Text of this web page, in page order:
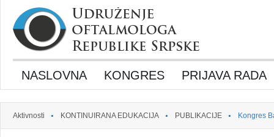
NASLOVNA KONGRES PRIJAVA RADA
Aktivnosti KONTINUIRANA EDUKACIJA PUBLIKACIJE Kongres